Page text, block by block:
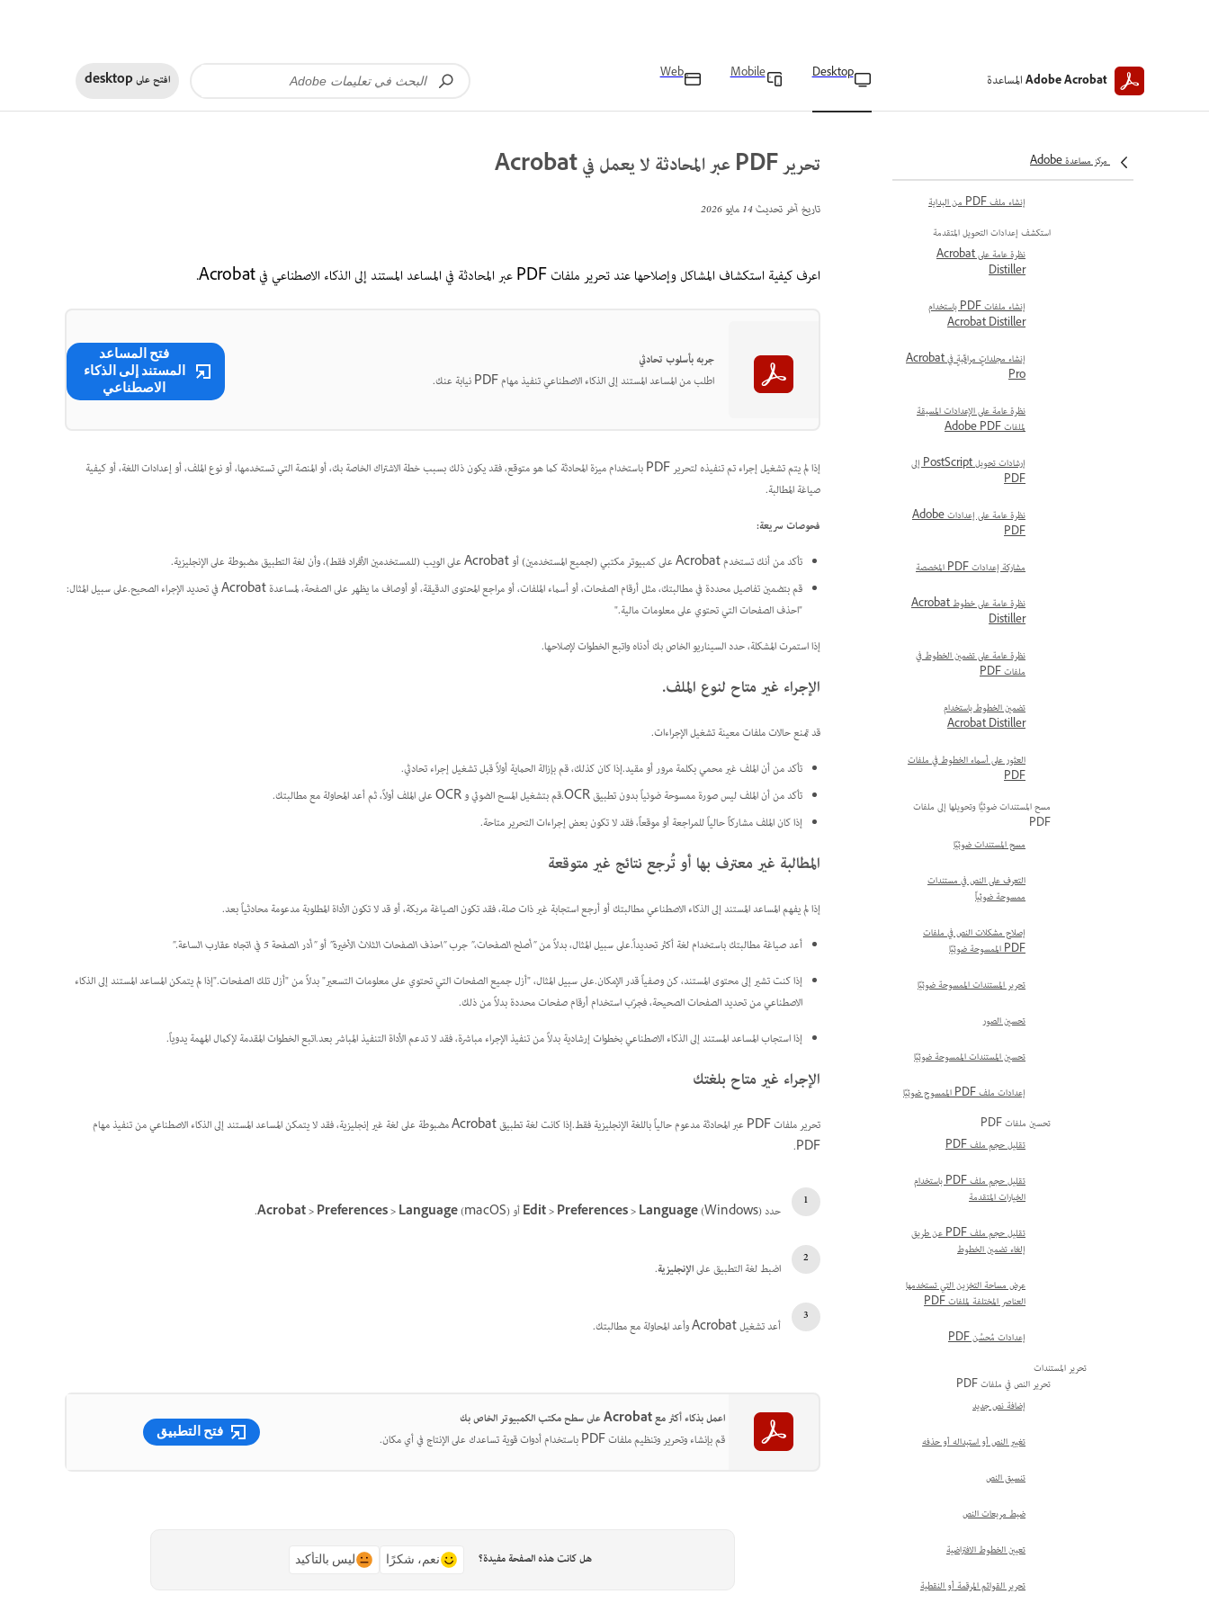
Adobe Acrobat المساعدة Desktop
Mobile
Web افتح علىdesktop
مركز مساعدة Adobe
إعدادات تحويل صفحات الويب
إنشاء ملفات PDF بطباعة إلى ملف
إنشاء ملف PDF من البداية
استكشف إعدادات التحويل المتقدمة
نظرة عامة على Acrobat
Distiller
إنشاء ملفات PDF باستخدام
Acrobat Distiller
إنشاء مجلداتٍ مراقَبةٍ في Acrobat
Pro
نظرة عامة على الإعدادات المسبقة
لملفات Adobe PDF
إرشادات تحويل PostScript إلى
PDF
نظرة عامة على إعدادات Adobe
PDF
مشاركة إعدادات PDF المخصصة
نظرة عامة على خطوط Acrobat
Distiller
نظرة عامة على تضمين الخطوط في
ملفات PDF
تضمين الخطوط باستخدام
Acrobat Distiller
العثور على أسماء الخطوط في ملفات
PDF
مسح المستندات ضوئيًّا وتحويلها إلى ملفات
PDF
مسح المستندات ضوئيًا
التعرف على النص في مستندات
ممسوحة ضوئياً
إصلاح مشكلات النص في ملفات
PDF الممسوحة ضوئيًا
تحرير المستندات الممسوحة ضوئيًا
تحسين الصور
تحسين المستندات الممسوحة ضوئيًا
إعدادات ملف PDF الممسوح ضوئيًا
تحسين ملفات PDF
تقليل حجم ملف PDF
تقليل حجم ملف PDF باستخدام
الخيارات المتقدمة
تقليل حجم ملف PDF عن طريق
إلغاء تضمين الخطوط
عرض مساحة التخزين التي تستخدمها
العناصر المختلفة لملفات PDF
إعدادات مُحسِّن PDF
تحرير المستندات
تحرير النص في ملفات PDF
إضافة نص جديد
تغيير النص أو استبداله أو حذفه
تنسيق النص
ضبط مربعات النص
تعيين الخطوط الافتراضية
تحرير القوائم المرقمة أو النقطية
تحرير PDF عبر المحادثة لا يعمل في Acrobat
تاريخ آخر تحديث14 مايو 2026
اعرف كيفية استكشاف المشاكل وإصلاحها عند تحرير ملفات PDF عبر المحادثة في المساعد المستند إلى الذكاء الاصطناعي في Acrobat.
جربه بأسلوب تحادثي
اطلب من المساعد المستند إلى الذكاء الاصطناعي تنفيذ مهام PDF نيابة عنك.
فتح المساعد
المستند إلى الذكاء
الاصطناعي
إذا لم يتم تشغيل إجراء تم تنفيذه لتحرير PDF باستخدام ميزة المحادثة كما هو متوقع، فقد يكون ذلك بسبب خطة الاشتراك الخاصة بك، أو المنصة التي تستخدمها، أو نوع الملف، أو إعدادات اللغة، أو كيفية
صياغة المطالبة.
فحوصات سريعة:
تأكد من أنك تستخدم Acrobat على كمبيوتر مكتبي (لجميع المستخدمين) أو Acrobat على الويب (للمستخدمين الأفراد فقط)، وأن لغة التطبيق مضبوطة على الإنجليزية.
قم بتضمين تفاصيل محددة في مطالبتك، مثل أرقام الصفحات، أو أسماء الملفات، أو مراجع المحتوى الدقيقة، أو أوصاف ما يظهر على الصفحة، لمساعدة Acrobat في تحديد الإجراء الصحيح.على سبيل المثال:
"احذف الصفحات التي تحتوي على معلومات مالية."
إذا استمرت المشكلة، حدد السيناريو الخاص بك أدناه واتبع الخطوات لإصلاحها.
الإجراء غير متاح لنوع الملف.
قد تمنع حالات ملفات معينة تشغيل الإجراءات.
تأكد من أن الملف غير محمي بكلمة مرور أو مقيد.إذا كان كذلك، قم بإزالة الحماية أولاً قبل تشغيل إجراء تحادثي.
تأكد من أن الملف ليس صورة ممسوحة ضوئياً بدون تطبيق OCR.قم بتشغيل المسح الضوئي و OCR على الملف أولاً، ثم أعد المحاولة مع مطالبتك.
إذا كان الملف مشاركاً حالياً للمراجعة أو موقعاً، فقد لا تكون بعض إجراءات التحرير متاحة.
المطالبة غير معترف بها أو تُرجع نتائج غير متوقعة
إذا لم يفهم المساعد المستند إلى الذكاء الاصطناعي مطالبتك أو أرجع استجابة غير ذات صلة، فقد تكون الصياغة مربكة، أو قد لا تكون الأداة المطلوبة مدعومة محادثياً بعد.
أعد صياغة مطالبتك باستخدام لغة أكثر تحديداً.على سبيل المثال، بدلاً من"أصلح الصفحات،"جرب"احذف الصفحات الثلاث الأخيرة"أو"أدر الصفحة 5 في اتجاه عقارب الساعة."
إذا كنت تشير إلى محتوى المستند، كن وصفياً قدر الإمكان.على سبيل المثال، "أزل جميع الصفحات التي تحتوي على معلومات التسعير" بدلاً من "أزل تلك الصفحات."إذا لم يتمكن المساعد المستند إلى الذكاء
الاصطناعي من تحديد الصفحات الصحيحة، فجرّب استخدام أرقام صفحات محددة بدلاً من ذلك.
إذا استجاب المساعد المستند إلى الذكاء الاصطناعي بخطوات إرشادية بدلاً من تنفيذ الإجراء مباشرة، فقد لا تدعم الأداة التنفيذ المباشر بعد.اتبع الخطوات المقدمة لإكمال المهمة يدوياً.
الإجراء غير متاح بلغتك
تحرير ملفات PDF عبر المحادثة مدعوم حالياً باللغة الإنجليزية فقط.إذا كانت لغة تطبيق Acrobat مضبوطة على لغة غير إنجليزية، فقد لا يتمكن المساعد المستند إلى الذكاء الاصطناعي من تنفيذ مهام
PDF.
حدد Edit > Preferences > Language(Windows) أو Acrobat > Preferences > Language(macOS).
اضبط لغة التطبيق علىالإنجليزية.
أعد تشغيل Acrobat وأعد المحاولة مع مطالبتك.
اعمل بذكاء أكثر مع Acrobat على سطح مكتب الكمبيوتر الخاص بك
قم بإنشاء وتحرير وتنظيم ملفات PDF باستخدام أدوات قوية تساعدك على الإنتاج في أي مكان.
فتح التطبيق
هل كانت هذه الصفحة مفيدة؟ نعم، شكرًا ليس بالتأكيد